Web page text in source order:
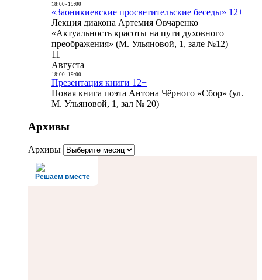
18:00- 19:00
«Заоникиевские просветительские беседы» 12+
Лекция диакона Артемия Овчаренко
«Актуальность красоты на пути духовного
преображения» (М. Ульяновой, 1, зале №12)
11
Августа
18:00- 19:00
Презентация книги 12+
Новая книга поэта Антона Чёрного «Сбор» (ул.
М. Ульяновой, 1, зал № 20)
Архивы
Архивы
Решаем вместе